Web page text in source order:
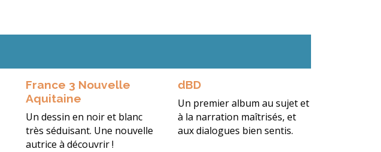
France 3 Nouvelle
Aquitaine
Un dessin en noir et blanc
très séduisant. Une nouvelle
autrice à découvrir !
dBD
Un premier album au sujet et
à la narration maîtrisés, et
aux dialogues bien sentis.